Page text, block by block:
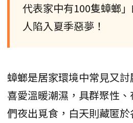
代表家中有100隻蟑螂
人陷入夏季惡夢！
蟑螂是居家環境中常見又
喜愛溫暖潮濕，具群聚性
們夜出覓食，白天則藏匿